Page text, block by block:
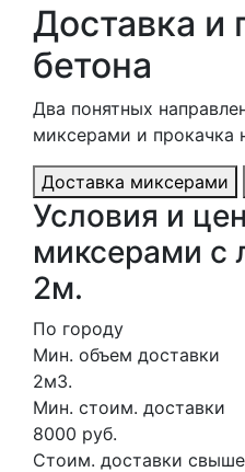
Доставка и
бетона
Два понятных
миксерами и прокачка
Доставка миксерами
Условия и
миксерами с
2м.
По городу
Мин. объем доставки
2м3.
Мин. стоим. доставки
8000 руб.
Стоим. доставки